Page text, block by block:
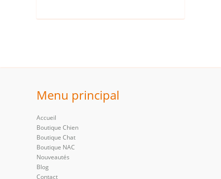
Menu principal
Accueil
Boutique Chien
Boutique Chat
Boutique NAC
Nouveautés
Blog
Contact